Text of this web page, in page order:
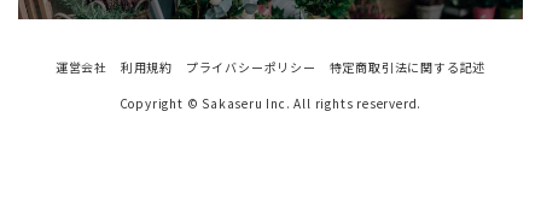
運営会社 利用規約 プライバシーポリシー
特定商取引法に関する記述
Copyright © Sakaseru Inc. All rights reserverd.